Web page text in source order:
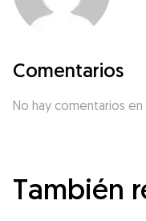
Comentarios
No hay comentarios
También